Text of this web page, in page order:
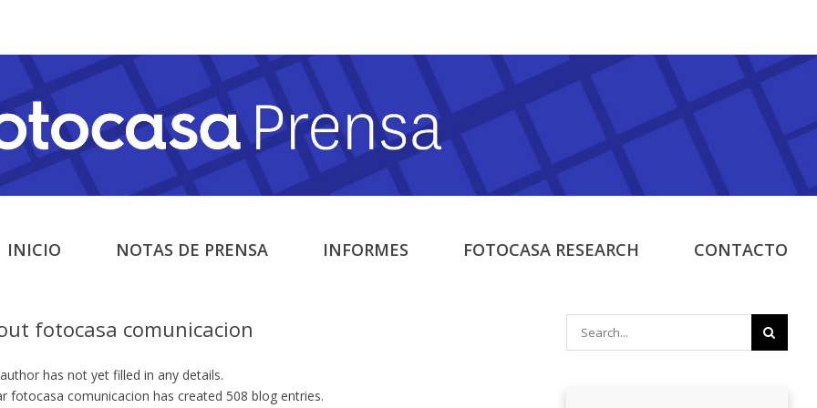
INICIO NOTAS DE PRENSA INFORMES FOTOCASA RESEARCH CONTACTO
fotocasa comunicacion
has not yet filled in any details.
fotocasa comunicacion has created 508 blog entries.